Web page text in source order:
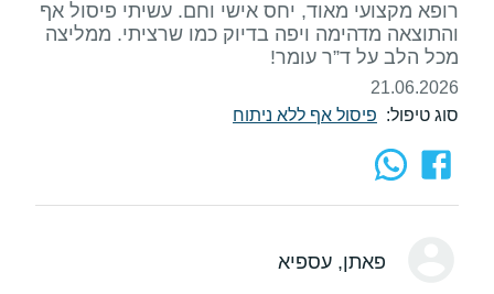
רופא מקצועי מאוד, יחס אישי וחם. עשיתי פיסול אף
והתוצאה מדהימה ויפה בדיוק כמו שרציתי. ממליצה
מכל הלב על ד”ר עומר!
21.06.2026
סוג טיפול: פיסול אף ללא ניתוח
פאתן, עספיא